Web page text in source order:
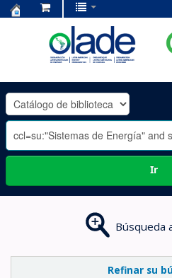
OLADE
-
Ir
Búsqueda
Refinar su